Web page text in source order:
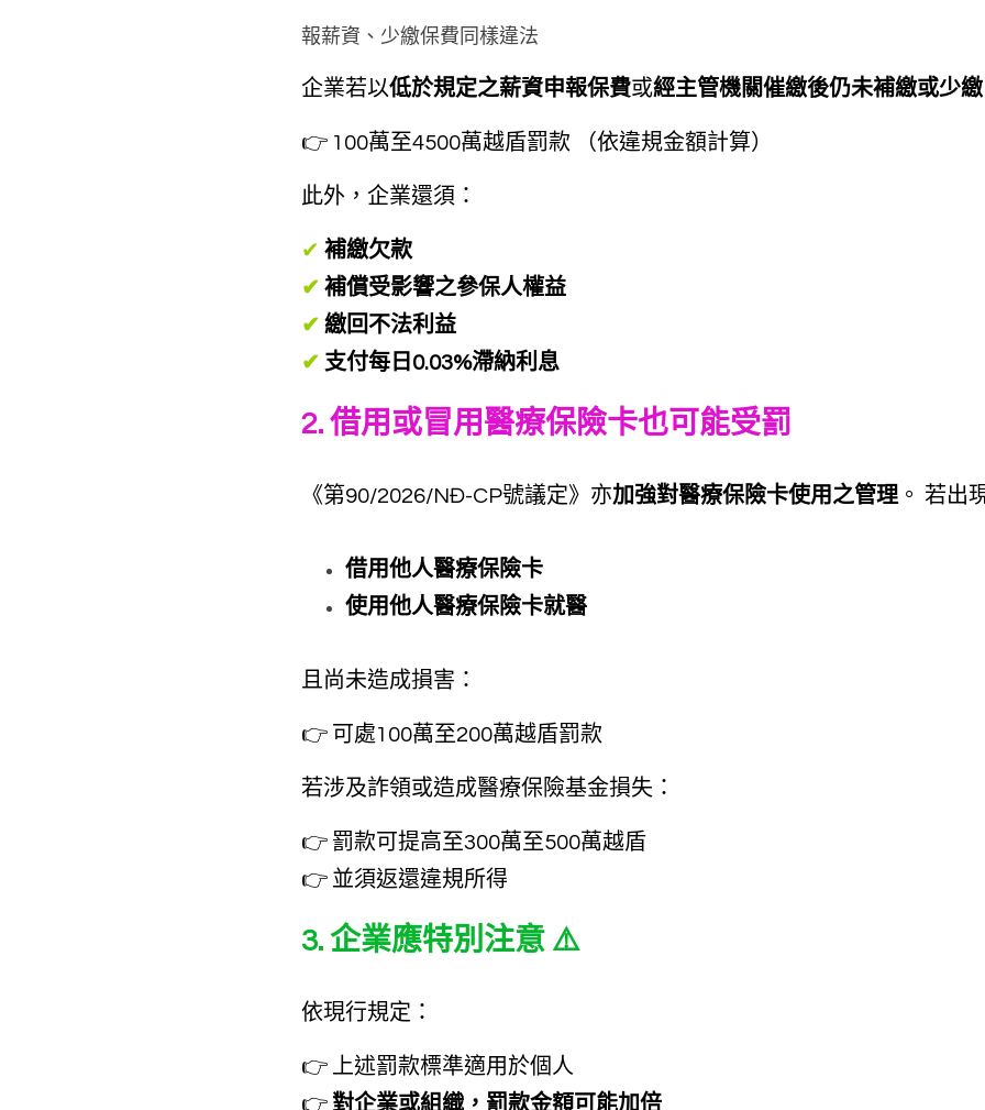
報薪資、少繳保費同樣違法
企業若以低於規定之薪資申報保費或經主管機關催繳後仍未補繳或少繳
👉 100萬至4500萬越盾罰款 （依違規金額計算）
此外，企業還須：
✔ 補繳欠款
✔ 補償受影響之參保人權益
✔ 繳回不法利益
✔ 支付每日0.03%滯納利息
2. 借用或冒用醫療保險卡也可能受罰
《第90/2026/NĐ-CP號議定》亦加強對醫療保險卡使用之管理 。 若出
借用他人醫療保險卡
使用他人醫療保險卡就醫
且尚未造成損害：
👉 可處100萬至200萬越盾罰款
若涉及詐領或造成醫療保險基金損失：
👉 罰款可提高至300萬至500萬越盾
👉 並須返還違規所得
3. 企業應特別注意 ⚠️
依現行規定：
👉 上述罰款標準適用於個人
👉 對企業或組織，罰款金額可能加倍